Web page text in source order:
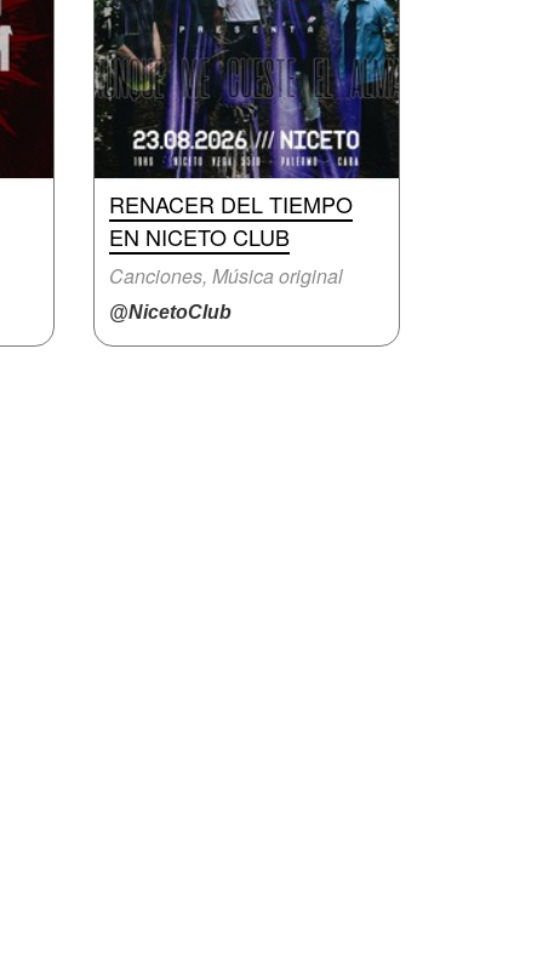
RENACER DEL TIEMPO
EN NICETO CLUB
Canciones, Música original
@NicetoClub